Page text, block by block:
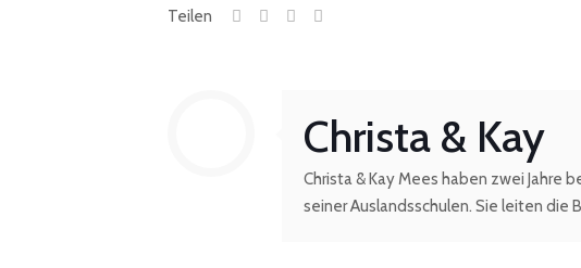
Teilen
Christa & Kay
Christa & Kay Mees haben zwei Jahre
seiner Auslandsschulen. Sie leiten die